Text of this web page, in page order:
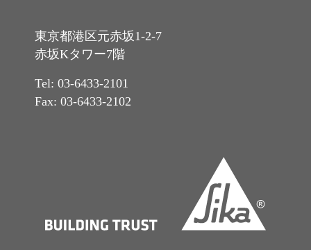
東京都港区元赤坂1-2-7
赤坂Kタワー7階
Tel: 03-6433-2101
Fax: 03-6433-2102